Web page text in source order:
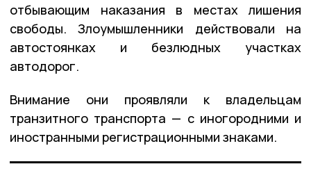
отбывающим наказания в местах лишения
свободы. Злоумышленники действовали на
автостоянках и безлюдных участках
автодорог.
Внимание они проявляли к владельцам
транзитного транспорта — с иногородними и
иностранными регистрационными знаками.